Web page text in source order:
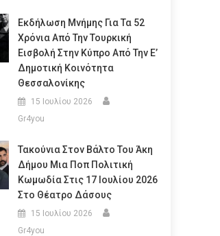
Εκδήλωση Μνήμης Για Τα 52
Χρόνια Από Την Τουρκική
Εισβολή Στην Κύπρο Από Την Ε’
Δημοτική Κοινότητα
Θεσσαλονίκης
15 Ιουλίου 2026
Gr4you
Τακούνια Στον Βάλτο Του Άκη
Δήμου Μια Ποπ Πολιτική
Κωμωδία Στις 17 Ιουλίου 2026
Στο Θέατρο Δάσους
15 Ιουλίου 2026
Gr4you